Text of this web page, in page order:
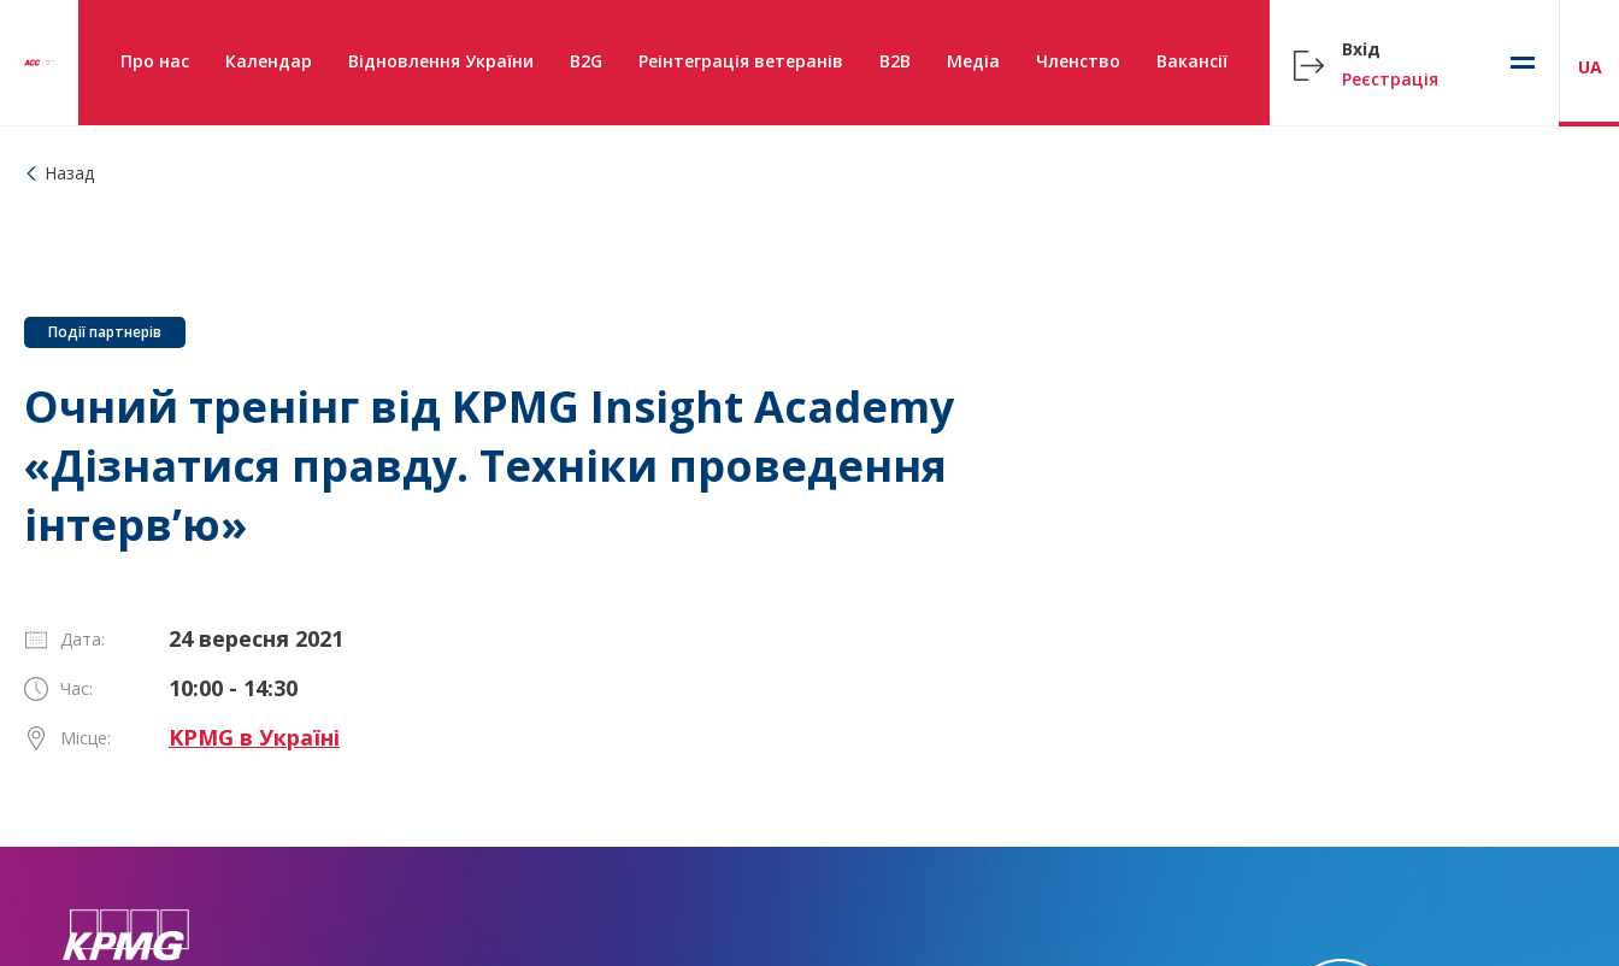
Про нас Календар Відновлення України B2G Реінтеграція ветеранів B2B Медіа Членство Вакансії
Вхід
Реєстрація
UA
Назад
Події партнерів
Очний тренінг від KPMG Insight Academy
«Дізнатися правду. Техніки проведення
інтерв’ю»
Дата: 24 вересня 2021
Час: 10:00 - 14:30
Місце: KPMG в Україні